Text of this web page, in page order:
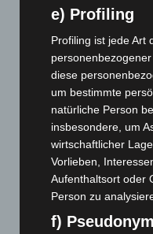
M’era Luna 2026:
10. August 2026
Kunst trifft Weingenuss:
Werke im Jacques’
8. August 2026
A2: Zweite
und Bothfeld
8. August 2026
Waldbrandeinsatz aus
7. August 2026
e) Profiling
Profiling ist jede Art
diese
um bestimmte
natürliche Person
insbesondere, um
wirtschaftlicher
Vorlieben,
Aufenthaltsort oder
Person zu
f)